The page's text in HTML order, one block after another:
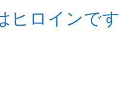
ヒロインです